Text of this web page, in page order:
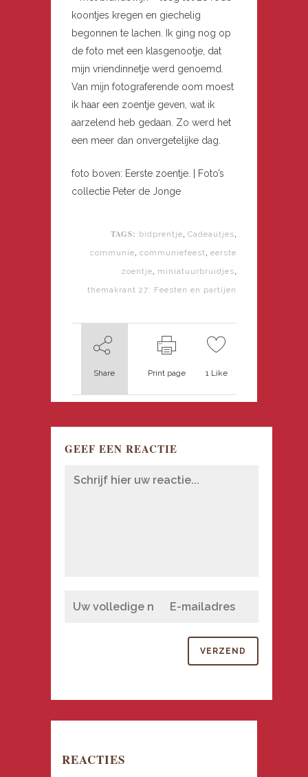
koontjes kregen en giechelig
begonnen te lachen. Ik ging nog op
de foto met een klasgenootje, dat
mijn vriendinnetje werd genoemd.
Van mijn fotograferende oom moest
ik haar een zoentje geven, wat ik
aarzelend heb gedaan. Zo werd het
een meer dan onvergetelijke dag.
foto boven: Eerste zoentje. | Foto’s
collectie Peter de Jonge
TAGS: bidprentje Cadeautjes
communie communiefeest eerste
zoentje
miniatuurbruidjes
themakrant 27: Feesten en partijen
Share Print page 1Like
GEEF EEN REACTIE
REACTIES